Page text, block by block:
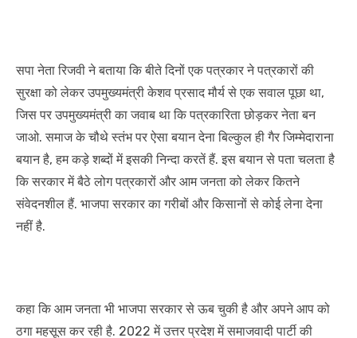
सपा नेता रिजवी ने बताया कि बीते दिनों एक पत्रकार ने पत्रकारों की
सुरक्षा को लेकर उपमुख्यमंत्री केशव प्रसाद मौर्य से एक सवाल पूछा था,
जिस पर उपमुख्यमंत्री का जवाब था कि पत्रकारिता छोड़कर नेता बन
जाओ. समाज के चौथे स्तंभ पर ऐसा बयान देना बिल्कुल ही गैर जिम्मेदाराना
बयान है, हम कड़े शब्दों में इसकी निन्दा करतें हैं. इस बयान से पता चलता है
कि सरकार में बैठे लोग पत्रकारों और आम जनता को लेकर कितने
संवेदनशील हैं. भाजपा सरकार का गरीबों और किसानों से कोई लेना देना
नहीं है.
कहा कि आम जनता भी भाजपा सरकार से ऊब चुकी है और अपने आप को
ठगा महसूस कर रही है. 2022 में उत्तर प्रदेश में समाजवादी पार्टी की